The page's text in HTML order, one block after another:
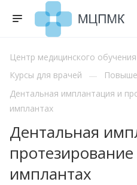
Центр медицинского обучения
Курсы для врачей
Дентальная имплантация и
имплантах
Дентальная
протезирование
имплантах